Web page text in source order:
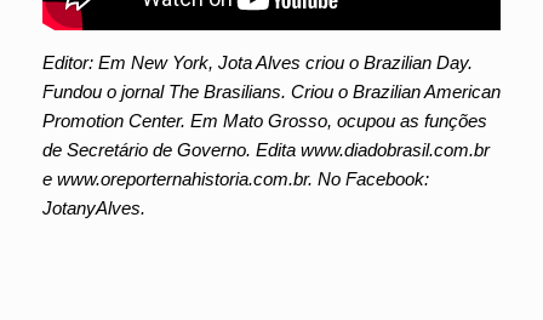
Editor: Em New York, Jota Alves criou o Brazilian Day.
Fundou o jornal The Brasilians. Criou o Brazilian American
Promotion Center. Em Mato Grosso, ocupou as funções
de Secretário de Governo. Edita www.diadobrasil.com.br
e www.oreporternahistoria.com.br. No Facebook:
JotanyAlves.